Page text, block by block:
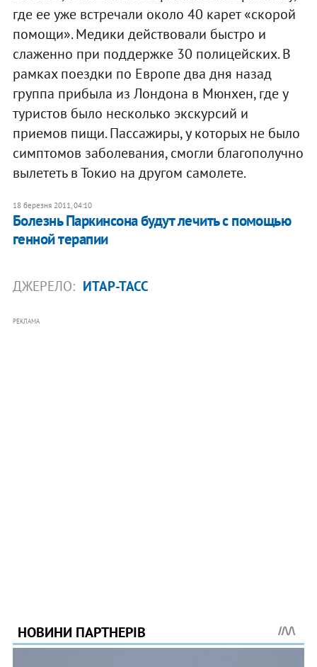
где ее уже встречали около 40 карет «скорой
помощи». Медики действовали быстро и
слаженно при поддержке 30 полицейских. В
рамках поездки по Европе два дня назад
группа прибыла из Лондона в Мюнхен, где у
туристов было несколько экскурсий и
приемов пищи. Пассажиры, у которых не было
симптомов заболевания, смогли благополучно
вылететь в Токио на другом самолете.
18 березня 2011, 04:10
Болезнь Паркинсона будут лечить с помощью
генной терапии
ДЖЕРЕЛО: ИТАР-ТАСС
РЕКЛАМА